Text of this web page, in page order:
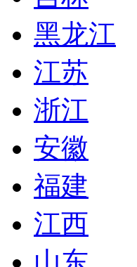
黑龙江
江苏
浙江
安徽
福建
江西